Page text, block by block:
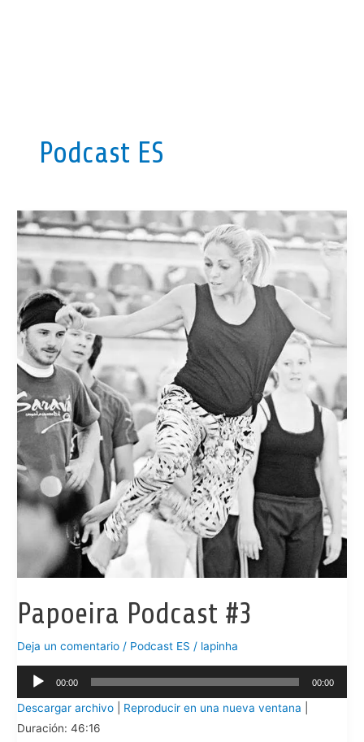
Podcast ES
Papoeira Podcast #3
Deja un comentario / Podcast ES / lapinha
Reproductor
audio
00:00 00:00
Descargar archivo Reproducir en una nueva ventana
Duración: 46:16